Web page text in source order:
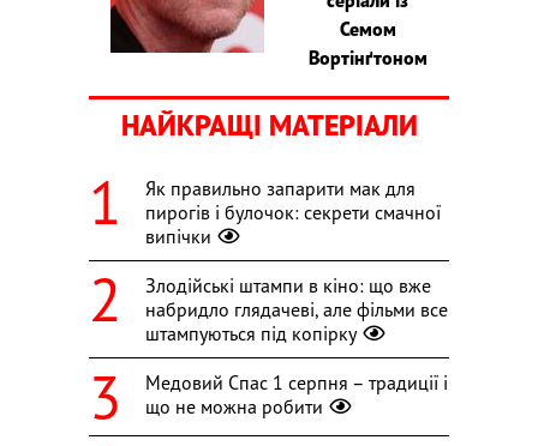
Семом
Вортінґтоном
НАЙКРАЩІ МАТЕРІАЛИ
Як правильно запарити мак для
пирогів і булочок: секрети смачної
випічки
Злодійські штампи в кіно: що вже
набридло глядачеві, але фільми все
штампуються під копірку
Медовий Спас 1 серпня – традиції і
що не можна робити